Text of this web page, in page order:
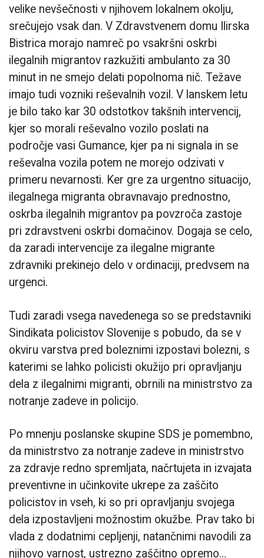
velike nevšečnosti v njihovem lokalnem okolju,
srečujejo vsak dan. V Zdravstvenem domu Ilirska
Bistrica morajo namreč po vsakršni oskrbi
ilegalnih migrantov razkužiti ambulanto za 30
minut in ne smejo delati popolnoma nič. Težave
imajo tudi vozniki reševalnih vozil. V lanskem letu
je bilo tako kar 30 odstotkov takšnih intervencij,
kjer so morali reševalno vozilo poslati na
področje vasi Gumance, kjer pa ni signala in se
reševalna vozila potem ne morejo odzivati v
primeru nevarnosti. Ker gre za urgentno situacijo,
ilegalnega migranta obravnavajo prednostno,
oskrba ilegalnih migrantov pa povzroča zastoje
pri zdravstveni oskrbi domačinov. Dogaja se celo,
da zaradi intervencije za ilegalne migrante
zdravniki prekinejo delo v ordinaciji, predvsem na
urgenci.
Tudi zaradi vsega navedenega so se predstavniki
Sindikata policistov Slovenije s pobudo, da se v
okviru varstva pred boleznimi izpostavi bolezni, s
katerimi se lahko policisti okužijo pri opravljanju
dela z ilegalnimi migranti, obrnili na ministrstvo za
notranje zadeve in policijo.
Po mnenju poslanske skupine SDS je pomembno,
da ministrstvo za notranje zadeve in ministrstvo
za zdravje redno spremljata, načrtujeta in izvajata
preventivne in učinkovite ukrepe za zaščito
policistov in vseh, ki so pri opravljanju svojega
dela izpostavljeni možnostim okužbe. Prav tako bi
vlada z dodatnimi cepljenji, natančnimi navodili za
njihovo varnost, ustrezno zaščitno opremo…